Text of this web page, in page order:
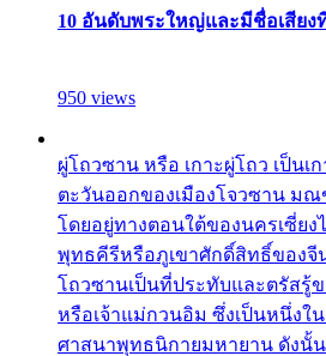
10 อันดับพระใหญ่และมีชื่อเสียง
950 views
ผู่โถวซาน หรือ เกาะผู่โถว เป็นเ
ตะวันออกของเมืองโจวซาน มณ
โดยอยู่ทางตอนใต้ของนครเซี่ยง
พุทธคีรีหรือภูเขาศักดิ์สิทธิ์ของจี
โถวซานเป็นที่ประทับและตรัสรู้
หรือเจ้าแม่กวนอิม ซึ่งเป็นหนึ่งใ
ศาสนาพุทธนิกายมหายาน ดังนั้